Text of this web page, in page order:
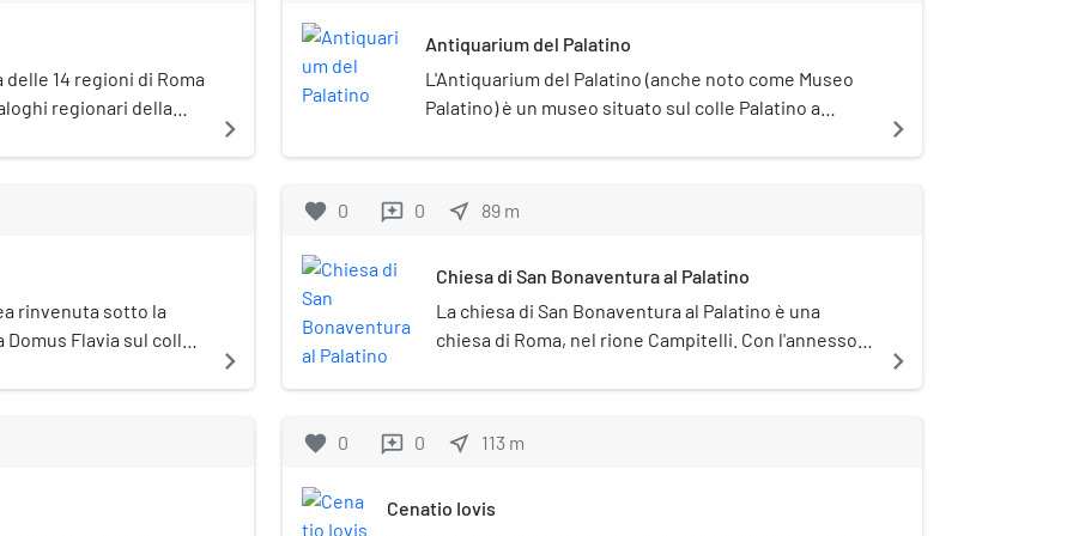
delle 14 regioni di Roma
regionari della
da Livio per il
IV, II e I, a sud con la
imperiale,
Palatino, ha il
navigate_next
rinvenuta sotto la
Flavia sul colle
navigate_next
Antiquarium del Palatino
L'Antiquarium del Palatino (anche noto come Museo
Palatino) è un museo situato sul colle Palatino a
esso ospita sculture, frammenti di affreschi e del
navigate_next
favorite 0 reviews 0 near_me 89 m
Chiesa di San Bonaventura al Palatino
La chiesa di San Bonaventura al Palatino è una
chiesa di Roma, nel rione Campitelli. Con l'annesso
Barberini.
navigate_next
favorite 0 reviews 0 near_me 113 m
Cenatio Iovis